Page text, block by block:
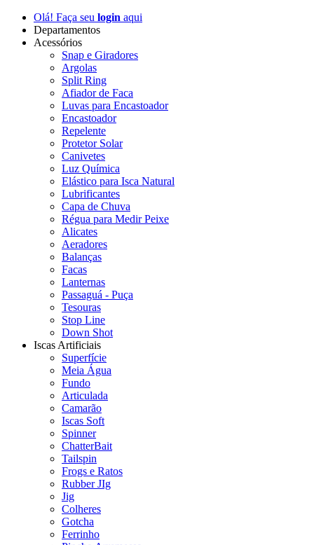
Olá! Faça seu login aqui
Departamentos
Acessórios
Snap e Giradores
Argolas
Split Ring
Afiador de Faca
Luvas para Encastoador
Encastoador
Repelente
Protetor Solar
Canivetes
Luz Química
Elástico para Isca Natural
Lubrificantes
Capa de Chuva
Régua para Medir Peixe
Alicates
Aeradores
Balanças
Facas
Lanternas
Passaguá - Puça
Tesouras
Stop Line
Down Shot
Iscas Artificiais
Superfície
Meia Água
Fundo
Articulada
Camarão
Iscas Soft
Spinner
ChatterBait
Tailspin
Frogs e Ratos
Rubber JIg
Jig
Colheres
Gotcha
Ferrinho